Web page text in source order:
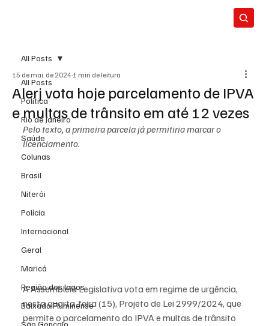
All Posts
Política
Rio de Janeiro
Saúde
Colunas
Brasil
Niterói
Polícia
Internacional
Geral
Maricá
Região dos lagos
Baixada Fluminense
São Gonçalo
All Posts
Alerj vota hoje parcelamento de IPVA
e multas de trânsito em até 12 vezes
15 de mai. de 2024 1 min de leitura
Pelo texto, a primeira parcela já permitiria marcar o
licenciamento.
A Assembleia Legislativa vota em regime de urgência,
nesta quarta-feira (15), Projeto de Lei 2999/2024, que
permite o parcelamento do IPVA e multas de trânsito